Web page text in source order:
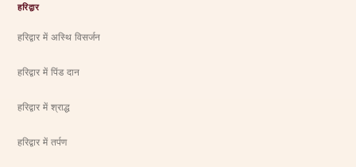
हरिद्वार
हरिद्वार में अस्थि विसर्जन
हरिद्वार में पिंड दान
हरिद्वार में श्राद्ध
हरिद्वार में तर्पण